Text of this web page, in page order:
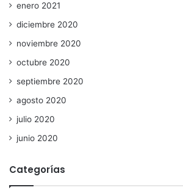
enero 2021
diciembre 2020
noviembre 2020
octubre 2020
septiembre 2020
agosto 2020
julio 2020
junio 2020
Categorías